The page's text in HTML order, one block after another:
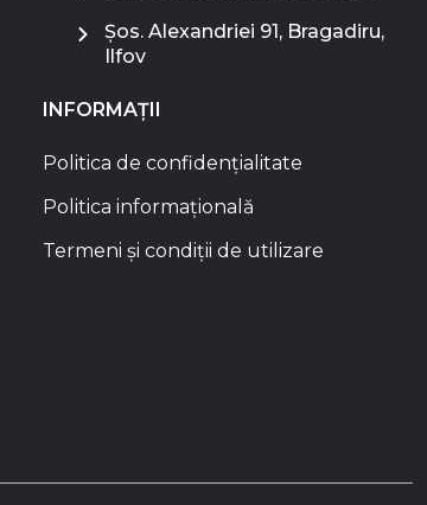
Șos. Alexandriei 91, Bragadiru,
Ilfov
INFORMAȚII
Politica de confidențialitate
Politica informațională
Termeni și condiții de utilizare